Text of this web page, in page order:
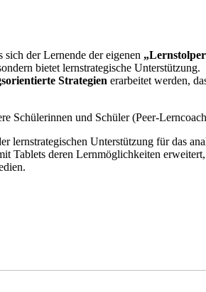
der Lernende der eigenen
bietet lernstrategische Unterstützung.
Strategien erarbeitet werden,
Schülerinnen und Schüler (Peer-
lernstrategischen Unterstützung für das
Tablets deren Lernmöglichkeiten